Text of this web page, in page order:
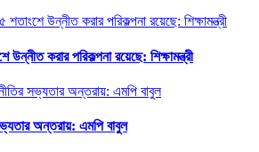
উন্নীত করার পরিকল্পনা রয়েছে: শিক্ষামন্ত্রী
অন্তরায়: এমপি বাবুল